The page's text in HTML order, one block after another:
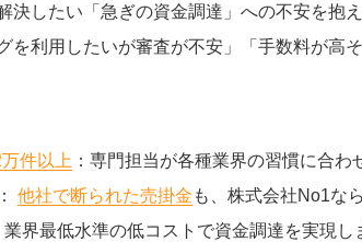
決したい「急ぎの資金調達」への不安を抱
を利用したいが審査が不安」「手数料が
件以上 ：専門担当が各種業界の習慣に合
他社で断られた売掛金 も、株式会社No1な
界最低水準の低コストで資金調達を実現し